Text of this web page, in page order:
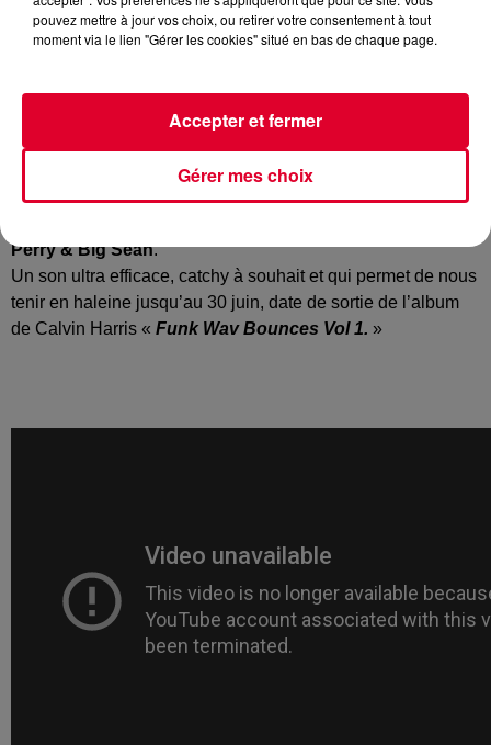
Faisons une petite présentation deCalvin Harris: né en
Angleterre, le petit Calvin… nan bien sûr, pas de bio, tout le
monde connait la star internationale et sa propension à
s’entourer des meilleurs !
Calvin Harris réitère avec un nouveau single «Feels » qu’il
Perry & Big Sean.
Un son ultra efficace, catchy à souhait et qui permet de nous
tenir en haleine jusqu’au 30 juin, date de sortie de l’album
de Calvin Harris « Funk Wav Bounces Vol 1. »
pouvez mettre à jour vos choix, ou retirer votre consentement à tout
moment via le lien "Gérer les cookies" situé en bas de chaque page.
Gérer mes choix
Accepter et fermer